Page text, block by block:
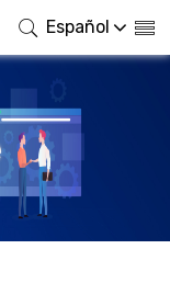
Español